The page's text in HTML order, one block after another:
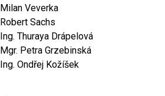
Milan Veverka
Robert Sachs
Ing. Thuraya Drápelová
Mgr. Petra Grzebinská
Ing. Ondřej Kožíšek